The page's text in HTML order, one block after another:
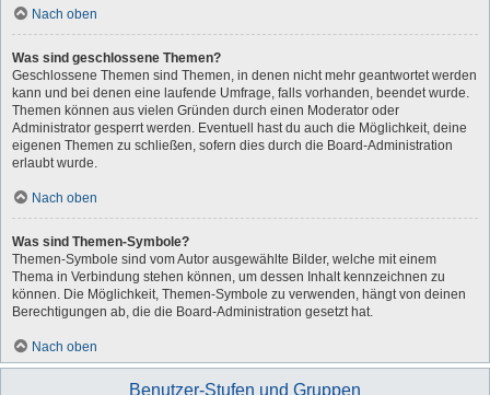
Nach oben
Was sind geschlossene Themen?
Geschlossene Themen sind Themen, in denen nicht mehr geantwortet werden
kann und bei denen eine laufende Umfrage, falls vorhanden, beendet wurde.
Themen können aus vielen Gründen durch einen Moderator oder
Administrator gesperrt werden. Eventuell hast du auch die Möglichkeit, deine
eigenen Themen zu schließen, sofern dies durch die Board-Administration
erlaubt wurde.
Nach oben
Was sind Themen-Symbole?
Themen-Symbole sind vom Autor ausgewählte Bilder, welche mit einem
Thema in Verbindung stehen können, um dessen Inhalt kennzeichnen zu
können. Die Möglichkeit, Themen-Symbole zu verwenden, hängt von deinen
Berechtigungen ab, die die Board-Administration gesetzt hat.
Nach oben
Benutzer-Stufen und Gruppen